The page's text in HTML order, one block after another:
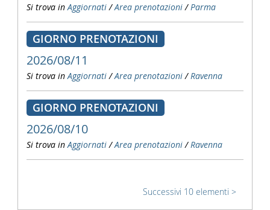
Si trova in Aggiornati /Area prenotazioni /Parma
GIORNO PRENOTAZIONI
2026/08/11
Si trova in Aggiornati /Area prenotazioni /Ravenna
GIORNO PRENOTAZIONI
2026/08/10
Si trova in Aggiornati /Area prenotazioni /Ravenna
Successivi 10 elementi